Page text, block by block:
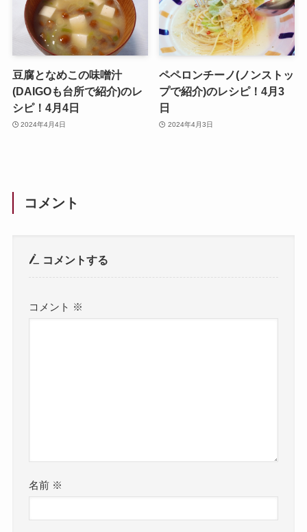
豆腐となめこの味噌汁
(DAIGOも台所で紹介)のレ
シピ！4月4日
2024年4月4日
ペペロンチーノ(ノンストッ
プで紹介)のレシピ！4月3
日
2024年4月3日
コメント
コメントする
コメント ※
名前 ※